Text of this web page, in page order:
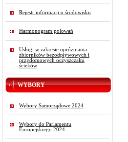
Rejestr informacji o środowisku
Harmonogram polowań
Usługi w zakresie opróżniania
zbiorników bezodpływowych i
przydomowych oczyszczalni
ścieków
WYBORY
Wybory Samorządowe 2024
Wybory do Parlamentu
Europejskiego 2024